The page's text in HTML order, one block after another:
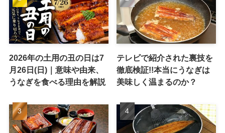
2026年の土用の丑の日は7
月26日(日)｜意味や由来、
うなぎを食べる理由を解説
テレビで紹介された裏技を
徹底検証!!本当にうなぎは
美味しく温まるのか？